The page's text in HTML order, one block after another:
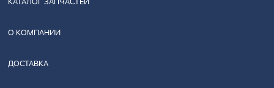
О КОМПАНИИ
ДОСТАВКА